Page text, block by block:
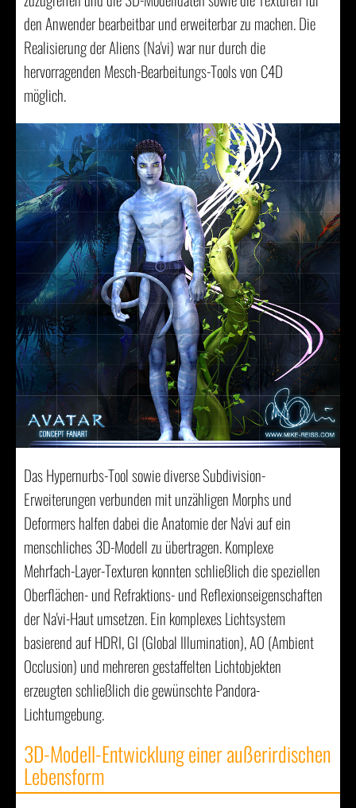
den Anwender bearbeitbar und erweiterbar zu machen. Die
Realisierung der Aliens (Na'vi) war nur durch die
hervorragenden Mesch-Bearbeitungs-Tools von C4D
möglich.
Das Hypernurbs-Tool sowie diverse Subdivision-
Erweiterungen verbunden mit unzähligen Morphs und
Deformers halfen dabei die Anatomie der Na'vi auf ein
menschliches 3D-Modell zu übertragen. Komplexe
Mehrfach-Layer-Texturen konnten schließlich die speziellen
Oberflächen- und Refraktions- und Reflexionseigenschaften
der Na'vi-Haut umsetzen. Ein komplexes Lichtsystem
basierend auf HDRI, GI (Global Illumination), AO (Ambient
Occlusion) und mehreren gestaffelten Lichtobjekten
erzeugten schließlich die gewünschte Pandora-
Lichtumgebung.
3D-Modell-Entwicklung einer außerirdischen
Lebensform